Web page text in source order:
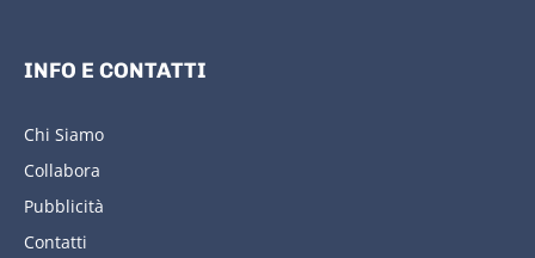
INFO E CONTATTI
Chi Siamo
Collabora
Pubblicità
Contatti